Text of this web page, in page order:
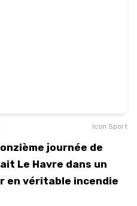
Icon Sport
journée de
Le Havre dans un
en véritable incendie